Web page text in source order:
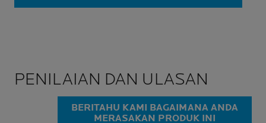
PENILAIAN DAN ULASAN
BERITAHU KAMI BAGAIMANA ANDA
MERASAKAN PRODUK INI